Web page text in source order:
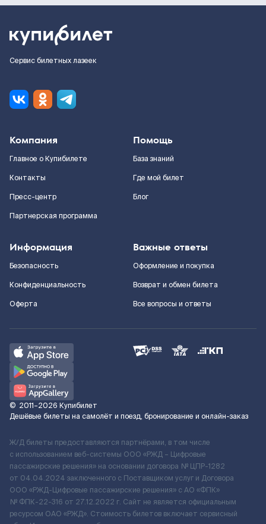
Сервис билетных лазеек
Компания
Главное о Купибилете
Контакты
Пресс-центр
Партнерская программа
Помощь
База знаний
Где мой билет
Блог
Информация
Безопасность
Конфиденциальность
Оферта
Важные ответы
Оформление и покупка
Возврат и обмен билета
Все вопросы и ответы
© 2011–2026 Купибилет
Дешёвые билеты на самолёт и поезд, бронирование и онлайн-заказ
Ж/Д билеты предоставляются партнёрами, в том числе
с использованием веб-системы ООО «РЖД – Цифровые
пассажирские решения» на основании договора № ЦПР-1282
от 04.04.2024 заключенного с Поставщиком услуг и Договора
ООО «РЖД-Цифровые пассажирские решения» c АО «ФПК»
№ ФПК-22-316 от 27.12.2022 г. Сайт не является официальным
ресурсом ОАО «РЖД». Стоимость билетов включает сервисный